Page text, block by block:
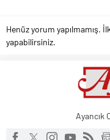
Henüz yorum yapılmamış.
yapabilirsiniz.
Ayancık